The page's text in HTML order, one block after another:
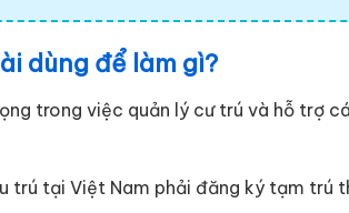
dùng để làm gì?
trong việc quản lý cư trú và hỗ trợ
trú tại Việt Nam phải đăng ký tạm trú